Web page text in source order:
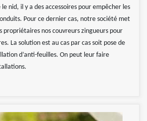
nid, il y a des accessoires pour empêcher les
Pour ce dernier cas, notre société met
propriétaires nos couvreurs zingueurs pour
La solution est au cas par cas soit pose de
d’anti-feuilles. On peut leur faire